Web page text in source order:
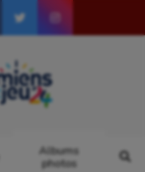
Albums
photos